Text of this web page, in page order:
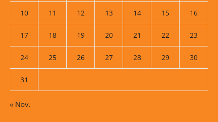
10 11 12 13 14 15 16
17 18 19 20 21 22 23
24 25 26 27 28 29 30
31
« Nov.